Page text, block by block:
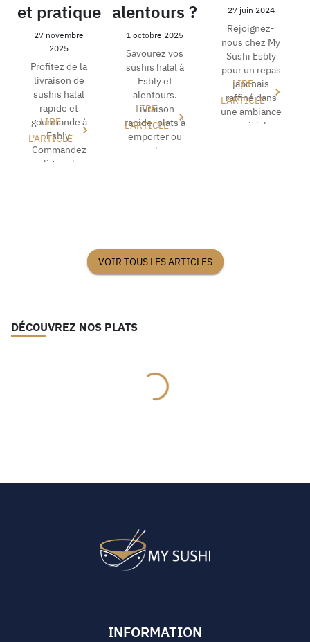
et pratique
27 novembre
2025
Profitez de la
livraison de
sushis halal
rapide et
gourmande à
Esbly.
Commandez
en ligne chez
LIRE
L'ARTICLE
alentours ?
1 octobre 2025
Savourez vos
sushis halal à
Esbly et
alentours.
Livraison
rapide, plats à
emporter ou
sur place.
LIRE
L'ARTICLE
27 juin 2024
Rejoignez-
nous chez My
Sushi Esbly
pour un repas
japonais
raffiné dans
une ambiance
conviviale.
LIRE
L'ARTICLE
VOIR TOUS LES ARTICLES
DÉCOUVREZ NOS PLATS
INFORMATION